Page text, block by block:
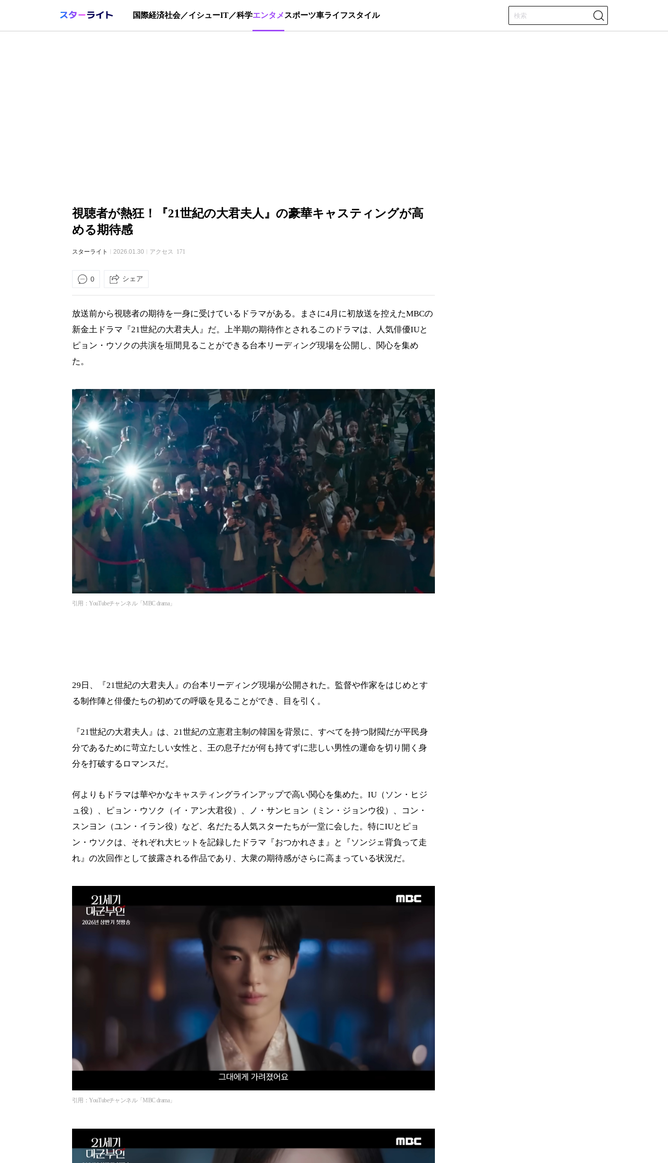
国際経済社会／イシューIT／科学エンタメ スポーツ車ライフスタイル
視聴者が熱狂！『21世紀の大君夫人』の豪華キャスティングが高
める期待感
スターライト 2026.01.30 アクセス 171
0 シェア
放送前から視聴者の期待を一身に受けているドラマがある。まさに4月に初放送を控えたMBCの
新金土ドラマ『21世紀の大君夫人』だ。上半期の期待作とされるこのドラマは、人気俳優IUと
ピョン・ウソクの共演を垣間見ることができる台本リーディング現場を公開し、関心を集め
た。
引用：YouTubeチャンネル「MBC drama」
29日、『21世紀の大君夫人』の台本リーディング現場が公開された。監督や作家をはじめとす
る制作陣と俳優たちの初めての呼吸を見ることができ、目を引く。
『21世紀の大君夫人』は、21世紀の立憲君主制の韓国を背景に、すべてを持つ財閥だが平民身
分であるために苛立たしい女性と、王の息子だが何も持てずに悲しい男性の運命を切り開く身
分を打破するロマンスだ。
何よりもドラマは華やかなキャスティングラインアップで高い関心を集めた。IU（ソン・ヒジ
ュ役）、ピョン・ウソク（イ・アン大君役）、ノ・サンヒョン（ミン・ジョンウ役）、コン・
スンヨン（ユン・イラン役）など、名だたる人気スターたちが一堂に会した。特にIUとピョ
ン・ウソクは、それぞれ大ヒットを記録したドラマ『おつかれさま』と『ソンジェ背負って走
れ』の次回作として披露される作品であり、大衆の期待感がさらに高まっている状況だ。
引用：YouTubeチャンネル「MBC drama」